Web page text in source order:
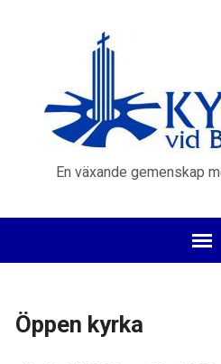
En växande gemenskap
Öppen kyrka